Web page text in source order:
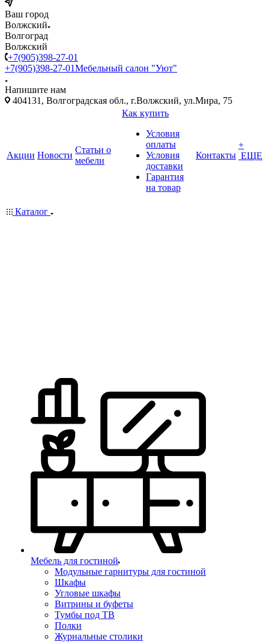
Ваш город
Волжский
Волгоград
Волжский
+7(905)398-27-01
+7(905)398-27-01Мебельный салон "Уют"
Напишите нам
404131, Волгоградская обл., г.Волжский, ул.Мира, 75
Акции Новости
Статьи о
мебели
Как купить
Условия
оплаты
Условия
доставки
Гарантия
на товар
Контакты
+
ЕЩЕ
Каталог
Мебель для гостиной
Модульные гарнитуры для гостиной
Шкафы
Угловые шкафы
Витрины и буфеты
Тумбы под ТВ
Полки
Журнальные столики